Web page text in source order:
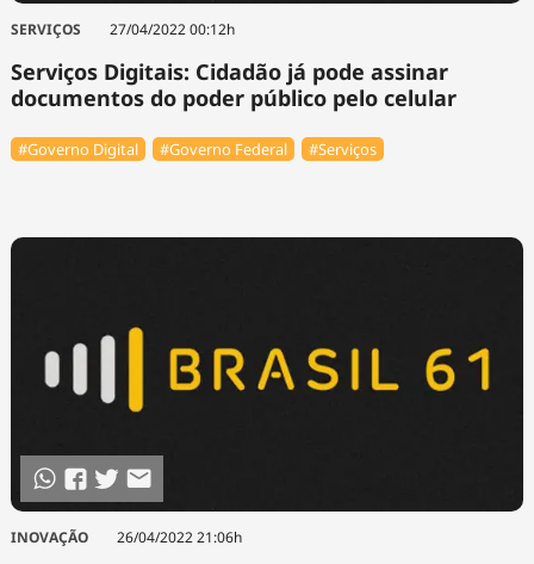
SERVIÇOS 27/04/2022 00:12h
Serviços Digitais: Cidadão já pode assinar
documentos do poder público pelo celular
#Governo Digital #Governo Federal #Serviços
INOVAÇÃO 26/04/2022 21:06h